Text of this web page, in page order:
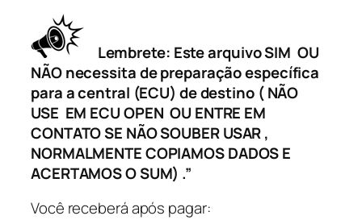
-
F
0
K
0
0
+
P
O
Lembrete: Este arquivo SIM OU
NÃO necessita de preparação específica
para a central (ECU) de destino ( NÃO
USE EM ECU OPEN OU ENTRE EM
CONTATO SE NÃO SOUBER USAR ,
NORMALMENTE COPIAMOS DADOS E
ACERTAMOS O SUM) .”
Você receberá após pagar: